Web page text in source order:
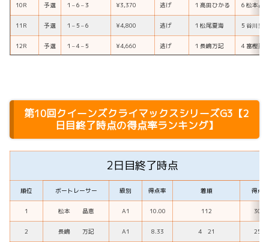
10R 予選 １ –６ –３ ¥3,370 逃げ １ 高田ひかる ６ 松本晶
11R 予選 １ – ５ –６ ¥4,800 逃げ １ 松尾夏海 ５ 谷川里
12R 予選 １ –４– ５ ¥4,660 逃げ １ 長嶋万記 ４ 富樫麗
第10回クイーンズクライマックスシリーズG3【2
日目終了時点の得点率ランキング】
2日目終了時点
順位 ボートレーサー 級別 得点率 着順 得点
1 松本 晶恵 A1 10.00 112 30
2 長嶋 万記 A1 8.33 4 21 25